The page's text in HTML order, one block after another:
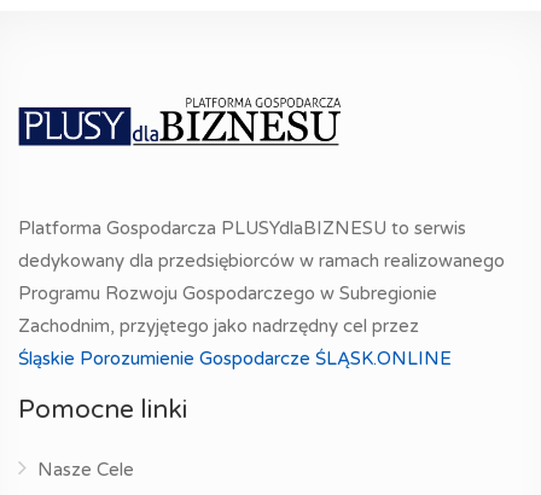
Platforma Gospodarcza PLUSYdlaBIZNESU to serwis
dedykowany dla przedsiębiorców w ramach realizowanego
Programu Rozwoju Gospodarczego w Subregionie
Zachodnim, przyjętego jako nadrzędny cel przez
Śląskie Porozumienie Gospodarcze ŚLĄSK.ONLINE
Pomocne linki
Nasze Cele